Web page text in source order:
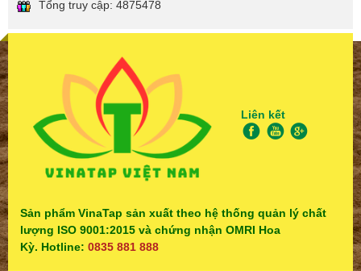
Tổng truy cập: 4875478
Liên kết
Sản phẩm VinaTap sản xuất theo hệ thống quản lý chất
lượng ISO 9001:2015 và chứng nhận OMRI Hoa
Kỳ. Hotline: 0835 881 888